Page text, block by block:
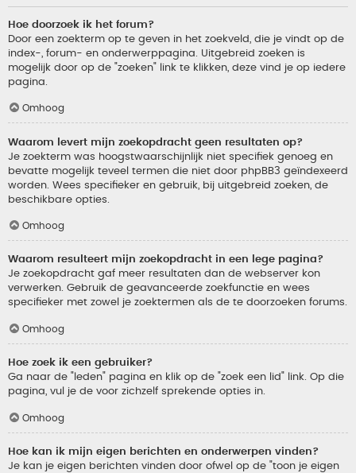
Hoe doorzoek ik het forum?
Door een zoekterm op te geven in het zoekveld, die je vindt op de
index-, forum- en onderwerppagina. Uitgebreid zoeken is
mogelijk door op de "zoeken" link te klikken, deze vind je op iedere
pagina.
Omhoog
Waarom levert mijn zoekopdracht geen resultaten op?
Je zoekterm was hoogstwaarschijnlijk niet specifiek genoeg en
bevatte mogelijk teveel termen die niet door phpBB3 geïndexeerd
worden. Wees specifieker en gebruik, bij uitgebreid zoeken, de
beschikbare opties.
Omhoog
Waarom resulteert mijn zoekopdracht in een lege pagina?
Je zoekopdracht gaf meer resultaten dan de webserver kon
verwerken. Gebruik de geavanceerde zoekfunctie en wees
specifieker met zowel je zoektermen als de te doorzoeken forums.
Omhoog
Hoe zoek ik een gebruiker?
Ga naar de "leden" pagina en klik op de "zoek een lid" link. Op die
pagina, vul je de voor zichzelf sprekende opties in.
Omhoog
Hoe kan ik mijn eigen berichten en onderwerpen vinden?
Je kan je eigen berichten vinden door ofwel op de "toon je eigen